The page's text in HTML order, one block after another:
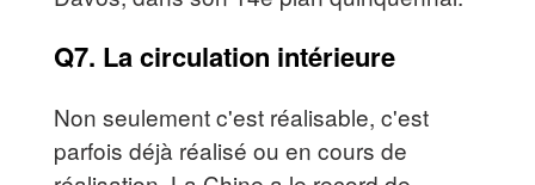
Q7. La circulation intérieure
Non seulement c'est réalisable, c'est
parfois déjà réalisé ou en cours de